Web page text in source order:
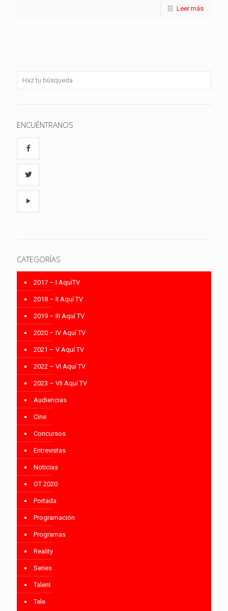
Leer más
ENCUÉNTRANOS
CATEGORÍAS
2017 – I AquíTV
2018 – II Aquí TV
2019 – III Aquí TV
2020 – IV Aquí TV
2021 – V Aquí TV
2022 – VI Aquí TV
2023 – VII Aquí TV
Audiencias
Cine
Concursos
Entrevistas
Noticias
OT 2020
Portada
Programación
Programas
Reality
Series
Talent
Tele